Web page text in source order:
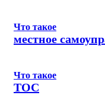
Что такое
местное
Что такое
ТОС